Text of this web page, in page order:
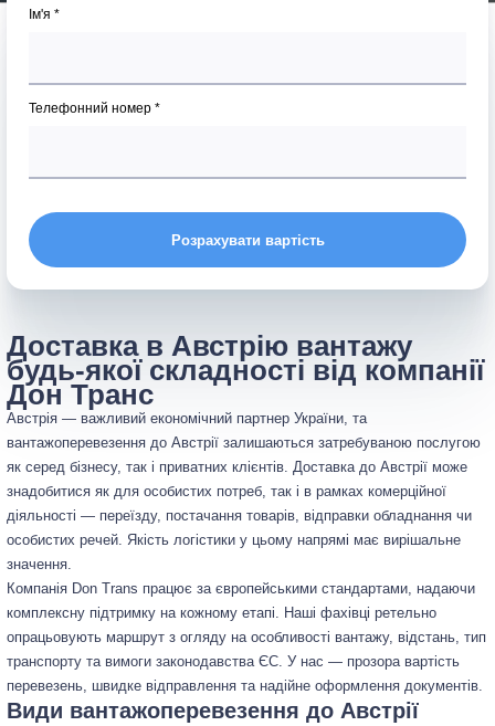
Ім'я *
Телефонний номер *
Розрахувати вартість
Доставка в Австрію вантажу
будь-якої складності від компанії
Дон Транс
Австрія — важливий економічний партнер України, та
вантажоперевезення до Австрії залишаються затребуваною послугою
як серед бізнесу, так і приватних клієнтів. Доставка до Австрії може
знадобитися як для особистих потреб, так і в рамках комерційної
діяльності — переїзду, постачання товарів, відправки обладнання чи
особистих речей. Якість логістики у цьому напрямі має вирішальне
значення.
Компанія Don Trans працює за європейськими стандартами, надаючи
комплексну підтримку на кожному етапі. Наші фахівці ретельно
опрацьовують маршрут з огляду на особливості вантажу, відстань, тип
транспорту та вимоги законодавства ЄС. У нас — прозора вартість
перевезень, швидке відправлення та надійне оформлення документів.
Види вантажоперевезення до Австрії